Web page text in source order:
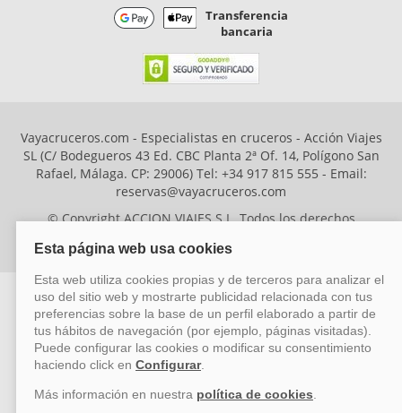
Transferencia
bancaria
Vayacruceros.com - Especialistas en cruceros - Acción Viajes
SL (C/ Bodegueros 43 Ed. CBC Planta 2ª Of. 14, Polígono San
Rafael, Málaga. CP: 29006) Tel: +34 917 815 555 - Email:
reservas@vayacruceros.com
© Copyright ACCION VIAJES S.L. Todos los derechos
ACCION VIAJES SL ha sido beneficiaria del Fondo Europeo de Desarrollo
Regional (FEDER), cuyo objetivo es mejorar la competitividad de las pymes
mediante el impulso de la innovación, el desarrollo tecnológico, la